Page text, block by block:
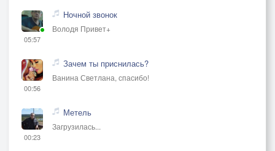
05:57
Ночной звонок
Володя Привет+
00:56
Зачем ты приснилась?
Ванина Светлана, спасибо!
00:23
Метель
Загрузилась...